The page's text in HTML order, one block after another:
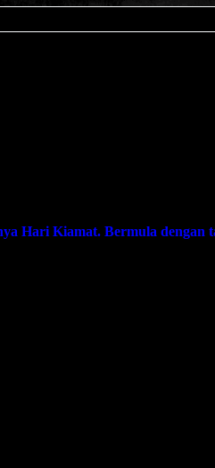
Hari Kiamat. Bermula dengan